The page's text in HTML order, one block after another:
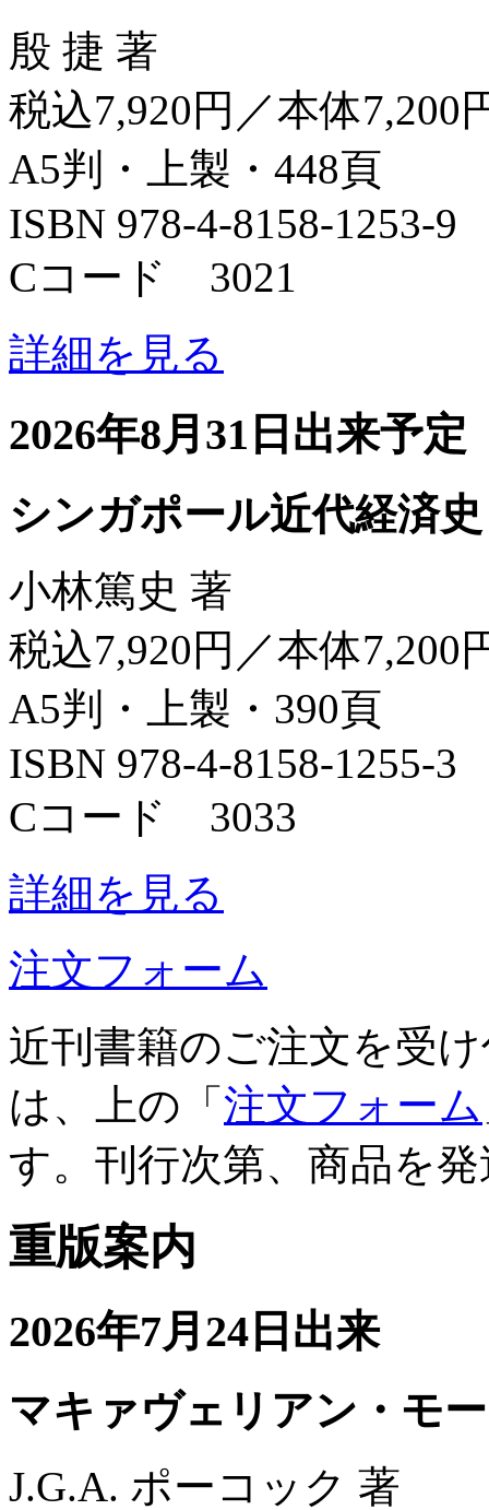
殷 捷 著
税込7,920円／本体7,200
A5判・上製・448頁
ISBN 978-4-8158-1253-9
Cコード 3021
詳細を見る
2026年8月31日出来予定
シンガポール近代経済史
小林篤史 著
税込7,920円／本体7,200
A5判・上製・390頁
ISBN 978-4-8158-1255-3
Cコード 3033
詳細を見る
注文フォーム
近刊書籍のご注文を受
は、上の「 注文フォーム
す。刊行次第、商品を
重版案内
2026年7月24日出来
マキァヴェリアン・モ
J.G.A. ポーコック 著